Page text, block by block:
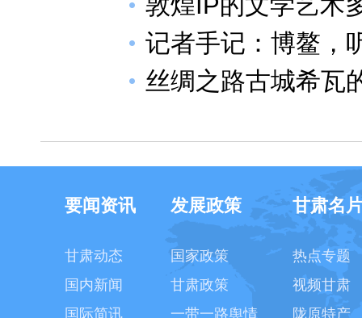
记者手记：博鳌，
丝绸之路古城希瓦
要闻资讯
甘肃动态
国内新闻
国际简讯
发展政策
国家政策
甘肃政策
一带一路舆情
甘肃名
热点专题
视频甘肃
陇原特产